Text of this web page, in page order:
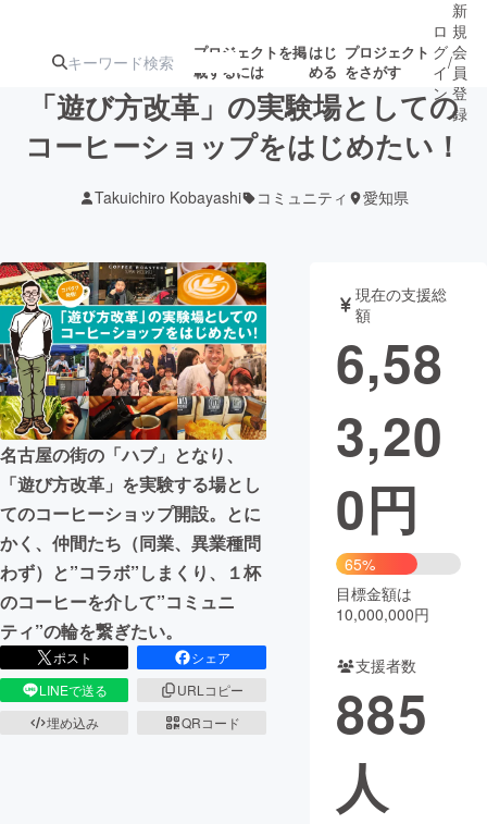
プロジェクトを掲
載するには
はじ
める
プロジェクト
をさがす
ターン
ジェクト
募集終了が近いプ
ロジェクト
されます
アート・写真 音楽
テクノロジー・ガジェット ゲーム・サ
映像・映画
ビジネス・起業
まちづくり・地域活性化
CAMPFIRE for Social Good
CAMPFIRE Creation
CAMPFIREふるさと納税
コミュニティ
ロ
グ
イ
ン
/
新
規
会
員
登
録
「遊び方改革」の実験場としての
コーヒーショップをはじめたい！
Takuichiro Kobayashi コミュニティ 愛知県
名古屋の街の「ハブ」となり、
「遊び方改革」を実験する場とし
てのコーヒーショップ開設。とに
かく、仲間たち（同業、異業種問
わず）と”コラボ”しまくり、１杯
のコーヒーを介して”コミュニ
ティ”の輪を繋ぎたい。
ポスト
シェア
LINEで送る
URLコピー
埋め込み
QRコード
現在の支援総
額
6,58
3,20
0円
65%
目標金額は
10,000,000円
支援者数
885
人